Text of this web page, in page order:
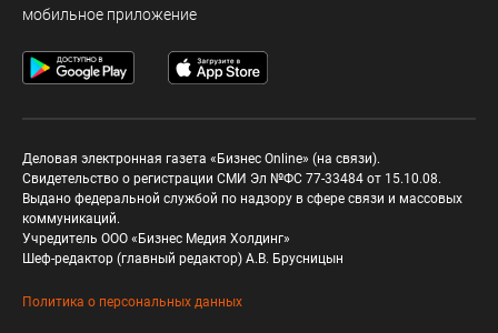
мобильное приложение
Деловая электронная газета «Бизнес Online» (на связи).
Свидетельство о регистрации СМИ Эл №ФС 77-33484 от 15.10.08.
Выдано федеральной службой по надзору в сфере связи и массовых
коммуникаций.
Учредитель ООО «Бизнес Медия Холдинг»
Шеф-редактор (главный редактор) А.В. Брусницын
Политика о персональных данных